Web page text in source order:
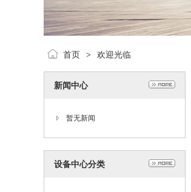
首页 > 欢迎光临
新闻中心
暂无新闻
设备中心分类